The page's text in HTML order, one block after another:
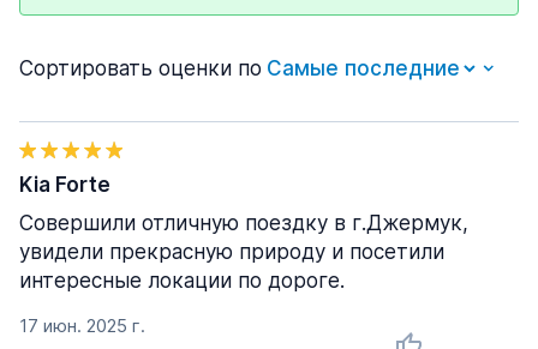
Сортировать оценки по
17 июн. 2025 г.
Kia Forte
Совершили отличную поездку в г.Джермук,
увидели прекрасную природу и посетили
интересные локации по дороге.